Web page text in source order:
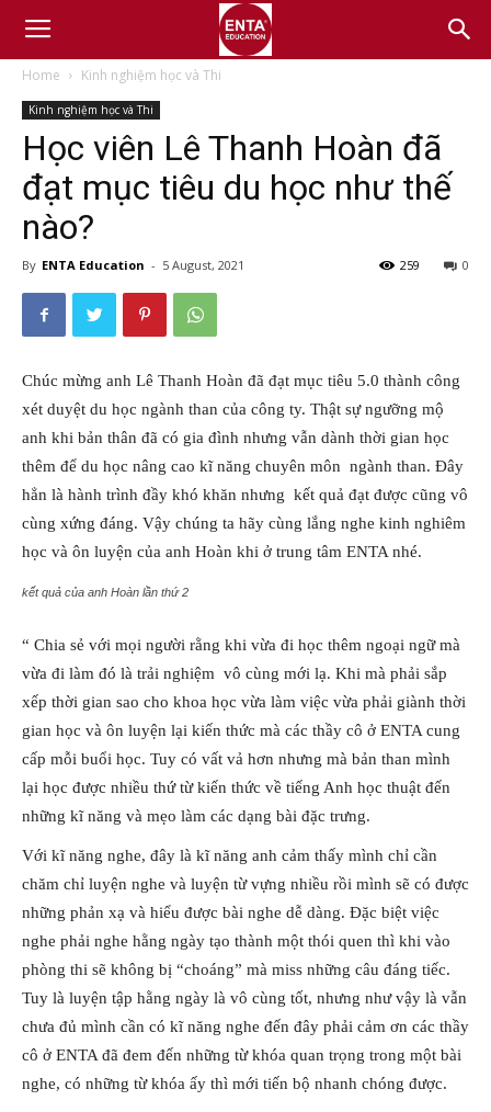
Home Kinh nghiệm học và Thi
Kinh nghiệm học và Thi
Học viên Lê Thanh Hoàn đã
đạt mục tiêu du học như thế
nào?
By ENTA Education - 5 August, 2021 0
259
Chúc mừng anh Lê Thanh Hoàn đã đạt mục tiêu 5.0 thành công
xét duyệt du học ngành than của công ty. Thật sự ngưỡng mộ
anh khi bản thân đã có gia đình nhưng vẫn dành thời gian học
thêm để du học nâng cao kĩ năng chuyên môn ngành than. Đây
hẳn là hành trình đầy khó khăn nhưng kết quả đạt được cũng vô
cùng xứng đáng. Vậy chúng ta hãy cùng lắng nghe kinh nghiêm
học và ôn luyện của anh Hoàn khi ở trung tâm ENTA nhé.
kết quả của anh Hoàn lần thứ 2
“ Chia sẻ với mọi người rằng khi vừa đi học thêm ngoại ngữ mà
vừa đi làm đó là trải nghiệm vô cùng mới lạ. Khi mà phải sắp
xếp thời gian sao cho khoa học vừa làm việc vừa phải giành thời
gian học và ôn luyện lại kiến thức mà các thầy cô ở ENTA cung
cấp mỗi buổi học. Tuy có vất vả hơn nhưng mà bản than mình
lại học được nhiều thứ từ kiến thức về tiếng Anh học thuật đến
những kĩ năng và mẹo làm các dạng bài đặc trưng.
Với kĩ năng nghe, đây là kĩ năng anh cảm thấy mình chỉ cần
chăm chỉ luyện nghe và luyện từ vựng nhiều rồi mình sẽ có được
những phản xạ và hiểu được bài nghe dễ dàng. Đặc biệt việc
nghe phải nghe hằng ngày tạo thành một thói quen thì khi vào
phòng thi sẽ không bị “choáng” mà miss những câu đáng tiếc.
Tuy là luyện tập hằng ngày là vô cùng tốt, nhưng như vậy là vẫn
chưa đủ mình cần có kĩ năng nghe đến đây phải cảm ơn các thầy
cô ở ENTA đã đem đến những từ khóa quan trọng trong một bài
nghe, có những từ khóa ấy thì mới tiến bộ nhanh chóng được.